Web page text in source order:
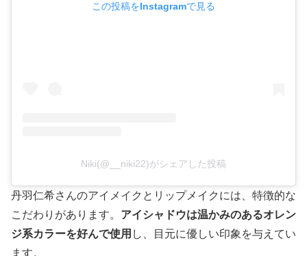
この投稿をInstagramで見る
Niki(@__niki22)がシェアした投稿
丹羽仁希さんのアイメイクとリップメイクには、特徴的な
こだわりがあります。 アイシャドウは温かみのあるオレン
ジ系カラーを好んで使用 し、目元に優しい印象を与えてい
ます。